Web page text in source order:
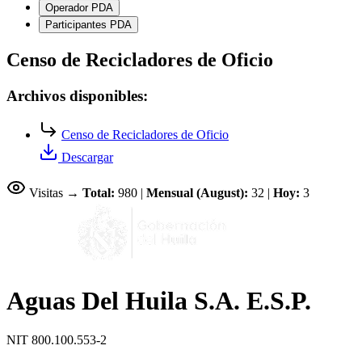
Operador PDA
Participantes PDA
Censo de Recicladores de Oficio
Archivos disponibles:
Censo de Recicladores de Oficio
Descargar
Visitas → Total: 980 | Mensual (August): 32 | Hoy: 3
Aguas Del Huila S.A. E.S.P.
NIT 800.100.553-2